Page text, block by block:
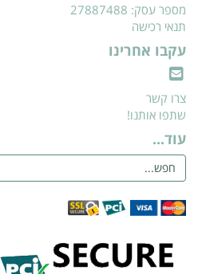
מספר עסק: 27887488
תנאי רכישה
עקבו אחרינו
צרו קשר
שתפו אותנו!
עוד...